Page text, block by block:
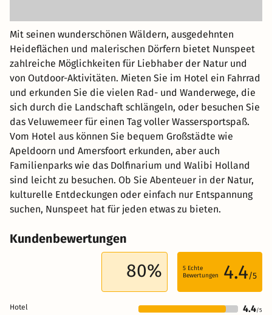
Mit seinen wunderschönen Wäldern, ausgedehnten
Heideflächen und malerischen Dörfern bietet Nunspeet
zahlreiche Möglichkeiten für Liebhaber der Natur und
von Outdoor-Aktivitäten. Mieten Sie im Hotel ein Fahrrad
und erkunden Sie die vielen Rad- und Wanderwege, die
sich durch die Landschaft schlängeln, oder besuchen Sie
das Veluwemeer für einen Tag voller Wassersportspaß.
Vom Hotel aus können Sie bequem Großstädte wie
Apeldoorn und Amersfoort erkunden, aber auch
Familienparks wie das Dolfinarium und Walibi Holland
sind leicht zu besuchen. Ob Sie Abenteuer in der Natur,
kulturelle Entdeckungen oder einfach nur Entspannung
suchen, Nunspeet hat für jeden etwas zu bieten.
Kundenbewertungen
80% 5 Echte
Bewertungen
4.4/5
Hotel 4.4/5